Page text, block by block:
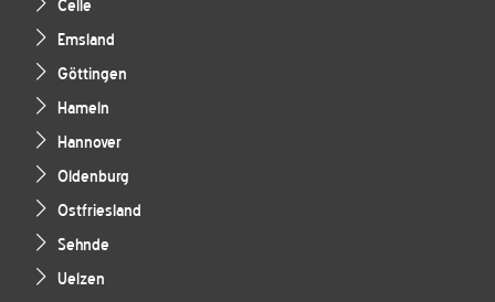
Celle
Emsland
Göttingen
Hameln
Hannover
Oldenburg
Ostfriesland
Sehnde
Uelzen